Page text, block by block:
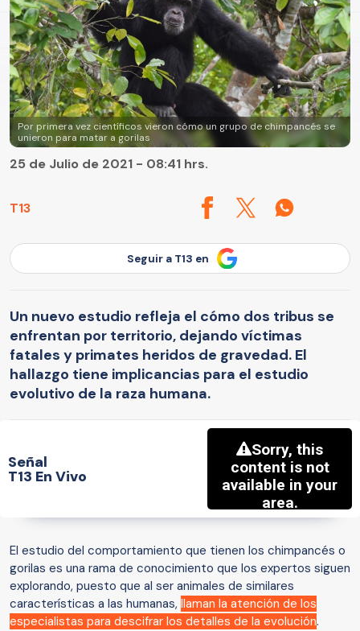
Por primera vez científicos vieron cómo un grupo de chimpancés se
unieron para matar a gorilas
T13
25 de Julio de 2021 - 08:41 hrs.
Seguir a T13 en
Un nuevo estudio refleja el cómo dos tribus se
enfrentan por territorio, dejando víctimas
fatales y primates heridos de gravedad. El
hallazgo tiene implicancias para el estudio
evolutivo de la raza humana.
Señal
T13 En Vivo
El estudio del comportamiento que tienen los chimpancés o
gorilas es una rama de conocimiento que los expertos siguen
explorando, puesto que al ser animales de similares
características a las humanas, llaman la atención de los
especialistas para descifrar los detalles de la evolución.